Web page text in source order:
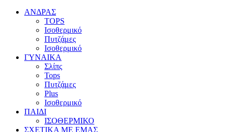
ΑΝΔΡΑΣ
TOPS
Ισοθερμικό
Πυτζάμες
Ισοθερμικό
ΓΥΝΑΙΚΑ
Σλίπς
Tops
Πυτζάμες
Plus
Ισοθερμικό
ΠΑΙΔΙ
ΙΣΟΘΕΡΜΙΚΟ
ΣΧΕΤΙΚΑ ΜΕ ΕΜΑΣ